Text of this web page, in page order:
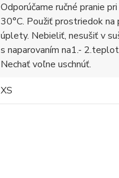
Odporúčame ručné pranie
30°C. Použiť prostriedok na
úplety. Nebieliť, nesušiť v
s naparovaním na1.-
Nechať voľne uschnúť.
XS